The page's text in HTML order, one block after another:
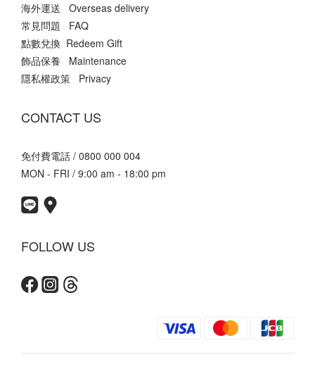
海外運送 Overseas delivery
常見問題 FAQ
點數兌換 Redeem Gift
飾品保養 Maintenance
隱私權政策 Privacy
CONTACT US
免付費電話 / 0800 000 004
MON - FRI / 9:00 am - 18:00 pm
FOLLOW US